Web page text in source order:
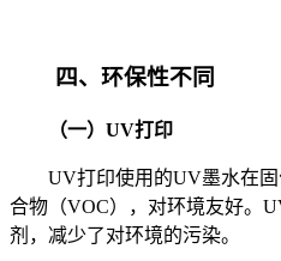
四、环保性不同
（一）UV打印
UV打印使用的UV墨水在固
合物（VOC），对环境友好。
剂，减少了对环境的污染。